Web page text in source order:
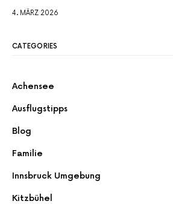
4. MÄRZ 2026
CATEGORIES
Achensee
Ausflugstipps
Blog
Familie
Innsbruck Umgebung
Kitzbühel